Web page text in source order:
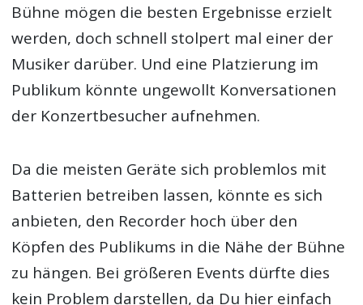
Bühne mögen die besten Ergebnisse erzielt
werden, doch schnell stolpert mal einer der
Musiker darüber. Und eine Platzierung im
Publikum könnte ungewollt Konversationen
der Konzertbesucher aufnehmen.
Da die meisten Geräte sich problemlos mit
Batterien betreiben lassen, könnte es sich
anbieten, den Recorder hoch über den
Köpfen des Publikums in die Nähe der Bühne
zu hängen. Bei größeren Events dürfte dies
kein Problem darstellen, da Du hier einfach